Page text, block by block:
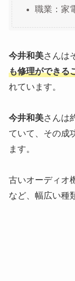
職業：家
今井和美さんは
も修理ができる
れています。
今井和美さんは
ていて、その成
ます。
古いオーディオ
など、幅広い種